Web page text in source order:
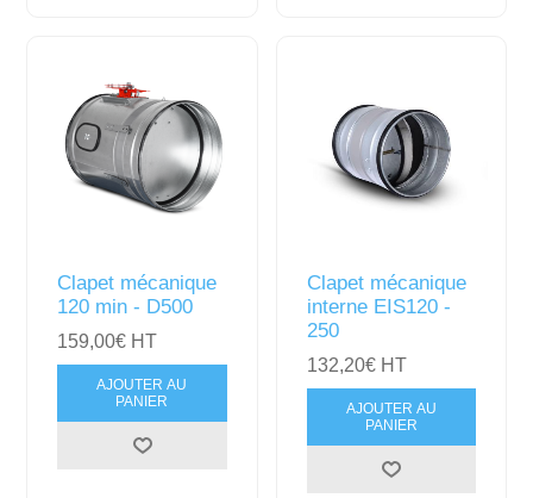
Clapet mécanique
120 min - D500
159,00€ HT
AJOUTER AU
PANIER
Clapet mécanique
interne EIS120 -
250
132,20€ HT
AJOUTER AU
PANIER